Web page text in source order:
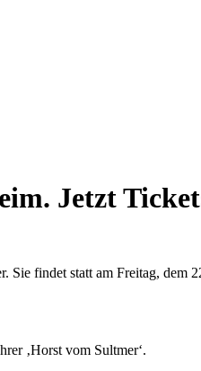
Jetzt
findet statt am Freitag,
‚Horst vom Sultmer‘.